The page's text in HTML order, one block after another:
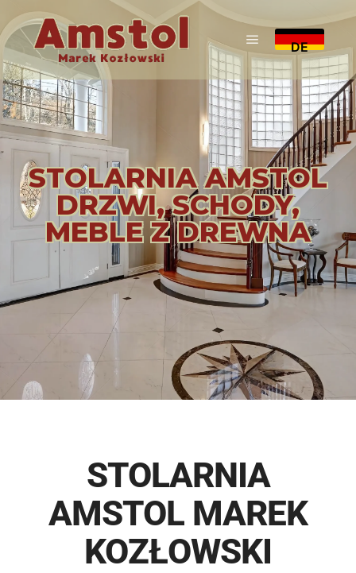
DE
STOLARNIA AMSTOL
DRZWI, SCHODY,
MEBLE Z DREWNA
STOLARNIA
AMSTOL MAREK
KOZŁOWSKI